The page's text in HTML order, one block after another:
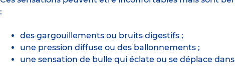
:
des gargouillements ou bruits digestifs ;
une pression diffuse ou des ballonnements ;
une sensation de bulle qui éclate ou se déplace